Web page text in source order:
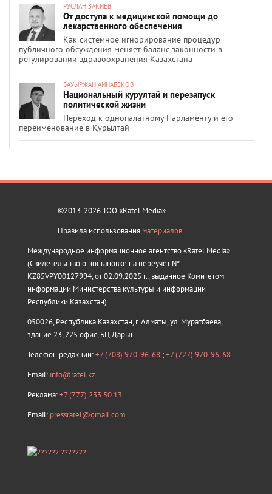
РУСЛАН ЗАКИЕВ
От доступа к медицинской помощи до
лекарственного обеспечения
Как системное игнорирование процедур
публичного обсуждения меняет баланс законности в
регулировании здравоохранения Казахстана
БАУЫРЖАН АЙНАБЕКОВ
Национальный курултай и перезапуск
политической жизни
Переход к однопалатному Парламенту и его
переименование в Құрылтай
©2013-2026 ТОО «Ratel Media»
Правила использования материалов
Международное информационное агентство «Ratel Media»
(Свидетельство о постановке на переучёт №
KZ85VPY00127994, от 02.09.2025 г., выданное Комитетом
информации Министерства культуры и информации
Республики Казахстан).
050026, Республика Казахстан, г. Алматы, ул. Муратбаева,
здание 23, 225 офис, БЦ Дарын
Телефон редакции:+7 (708) 970-96-68 ;+7 (727) 970-96-68
Email: info@ratel.kz
Реклама:+7 (777) 233 50 13
Email: pressratel@gmail.com